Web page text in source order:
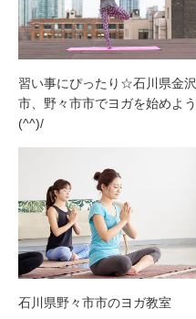
習い事にぴったり☆石川県金沢
市、野々市市でヨガを始めよう
(^^)/
石川県野々市市のヨガ教室